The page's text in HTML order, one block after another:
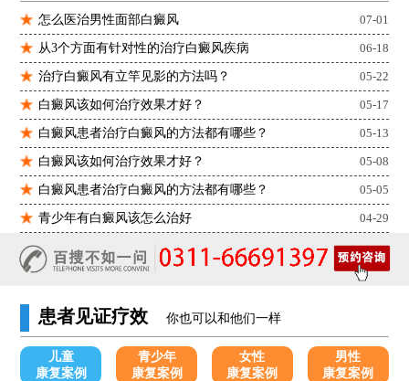
怎么医治男性面部白癜风 07-01
从3个方面有针对性的治疗白癜风疾病 06-18
治疗白癜风有立竿见影的方法吗？ 05-22
白癜风该如何治疗效果才好？ 05-17
白癜风患者治疗白癜风的方法都有哪些？ 05-13
白癜风该如何治疗效果才好？ 05-08
白癜风患者治疗白癜风的方法都有哪些？ 05-05
青少年有白癜风该怎么治好 04-29
患者见证疗效 你也可以和他们一样
儿童
康复案例
青少年
康复案例
女性
康复案例
男性
康复案例